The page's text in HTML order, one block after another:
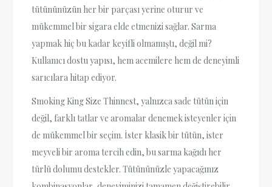
tütününüzün her bir parçası yerine oturur ve
mükemmel bir sigara elde etmenizi sağlar. Sarma
yapmak hiç bu kadar keyifli olmamıştı, değil mi?
Kullanıcı dostu yapısı, hem acemilere hem de deneyimli
sarıcılara hitap ediyor.
Smoking King Size Thinnest, yalnızca sade tütün için
değil, farklı tatlar ve aromalar denemek isteyenler için
de mükemmel bir seçim. İster klasik bir tütün, ister
meyveli bir aroma tercih edin, bu sarma kağıdı her
türlü dolumu destekler. Tütününüzle yapacağınız